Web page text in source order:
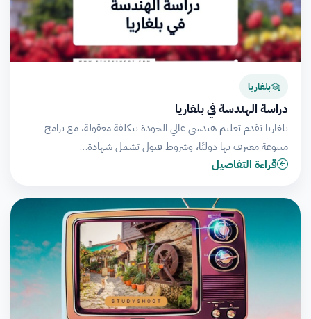
بلغاريا
دراسة الهندسة في بلغاريا
بلغاريا تقدم تعليم هندسي عالي الجودة بتكلفة معقولة، مع برامج
متنوعة معترف بها دوليًا، وشروط قبول تشمل شهادة…
قراءة التفاصيل